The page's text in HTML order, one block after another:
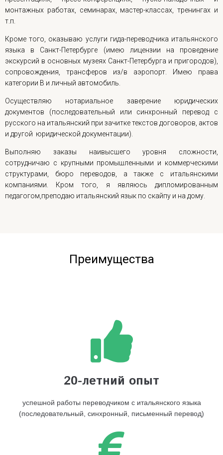
монтажных работах, семинарах, мастер-классах, тренингах и
т.п.
Кроме того, оказываю услуги гида-переводчика итальянского
языка в Санкт-Петербурге (имею лицензии на проведение
экскурсий в основных музеях Санкт-Петербурга и пригородов),
сопровождения, трансферов из/в аэропорт. Имею права
категории В и личный автомобиль.
Осуществляю нотариальное заверение юридических
документов (последовательный или синхронный перевод с
русского на итальянский при зачитке текстов договоров, актов
и другой юридической документации).
Выполняю заказы наивысшего уровня сложности,
сотрудничаю с крупными промышленными и коммерческими
структурами, бюро переводов, а также с итальянскими
компаниями. Кром того, я являюсь дипломированным
педагогом,преподаю итальянский язык по скайпу и на дому.
Преимущества
20-летний опыт
успешной работы переводчиком с итальянского языка
(последовательный, синхронный, письменный перевод)